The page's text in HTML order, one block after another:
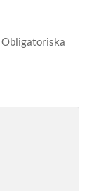
Obligatoriska